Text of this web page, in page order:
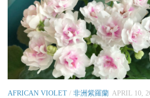
AFRICAN VIOLET / 非洲紫羅蘭 APRIL 10,